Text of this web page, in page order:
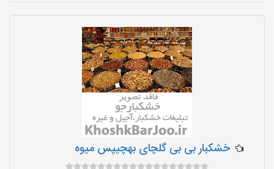
خشکبار بی بی گلچای بهچیپس میوه